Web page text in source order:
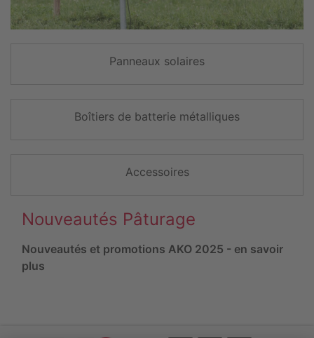
Panneaux solaires
Boîtiers de batterie métalliques
Accessoires
Nouveautés Pâturage
Nouveautés et promotions AKO 2025 - en savoir
plus